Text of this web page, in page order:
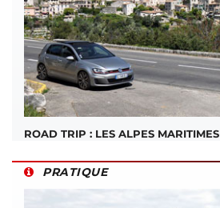
ROAD TRIP : LES ALPES MARITIMES
PRATIQUE